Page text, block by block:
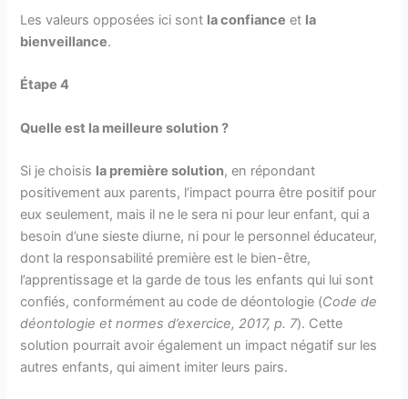
Les valeurs opposées ici sont la confiance et la
bienveillance.
Étape 4
Quelle est la meilleure solution ?
Si je choisis la première solution, en répondant
positivement aux parents, l’impact pourra être positif pour
eux seulement, mais il ne le sera ni pour leur enfant, qui a
besoin d’une sieste diurne, ni pour le personnel éducateur,
dont la responsabilité première est le bien-être,
l’apprentissage et la garde de tous les enfants qui lui sont
confiés, conformément au code de déontologie (Code de
déontologie et normes d’exercice, 2017, p. 7). Cette
solution pourrait avoir également un impact négatif sur les
autres enfants, qui aiment imiter leurs pairs.